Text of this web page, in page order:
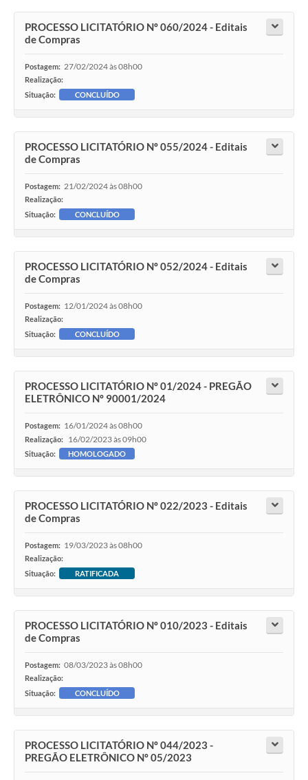
PROCESSO LICITATÓRIO Nº 060/2024 - Editais
de Compras
Postagem: 27/02/2024 às 08h00
Realização:
Situação:
CONCLUÍDO
PROCESSO LICITATÓRIO Nº 055/2024 - Editais
de Compras
Postagem: 21/02/2024 às 08h00
Realização:
Situação:
CONCLUÍDO
PROCESSO LICITATÓRIO Nº 052/2024 - Editais
de Compras
Postagem: 12/01/2024 às 08h00
Realização:
Situação:
CONCLUÍDO
PROCESSO LICITATÓRIO Nº 01/2024 - PREGÃO
ELETRÔNICO Nº 90001/2024
Postagem: 16/01/2024 às 08h00
Realização: 16/02/2023 às 09h00
Situação: HOMOLOGADO
PROCESSO LICITATÓRIO Nº 022/2023 - Editais
de Compras
Postagem: 19/03/2023 às 08h00
Realização:
Situação:
RATIFICADA
PROCESSO LICITATÓRIO Nº 010/2023 - Editais
de Compras
Postagem: 08/03/2023 às 08h00
Realização:
Situação:
CONCLUÍDO
PROCESSO LICITATÓRIO Nº 044/2023 -
PREGÃO ELETRÔNICO Nº 05/2023